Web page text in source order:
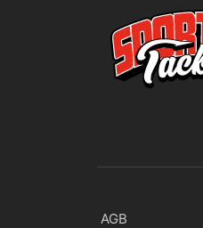
AGB